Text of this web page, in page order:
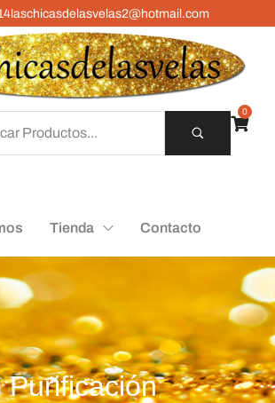
laschicasdelasvelas2@hotmail.com
Tienda Contacto
0
Purificación